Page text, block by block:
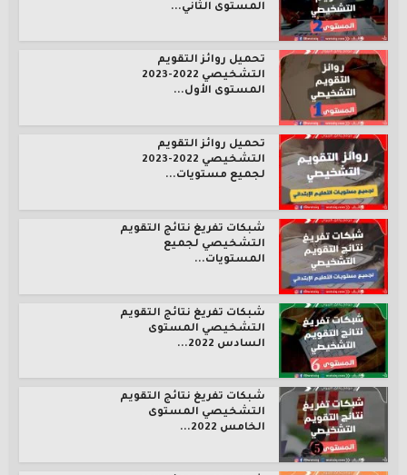
المستوى الثاني...
تحميل روائز التقويم
التشخيصي 2022-2023
المستوى الأول...
تحميل روائز التقويم
التشخيصي 2022-2023
لجميع مستويات...
شبكات تفريغ نتائج التقويم
التشخيصي لجميع
المستويات...
شبكات تفريغ نتائج التقويم
التشخيصي المستوى
السادس 2022...
شبكات تفريغ نتائج التقويم
التشخيصي المستوى
الخامس 2022...